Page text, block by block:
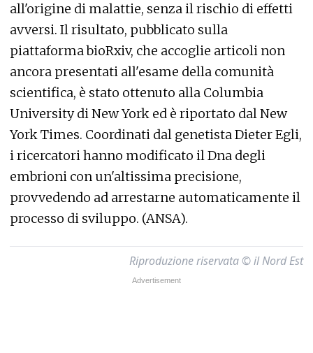
all'origine di malattie, senza il rischio di effetti
avversi. Il risultato, pubblicato sulla
piattaforma bioRxiv, che accoglie articoli non
ancora presentati all'esame della comunità
scientifica, è stato ottenuto alla Columbia
University di New York ed è riportato dal New
York Times. Coordinati dal genetista Dieter Egli,
i ricercatori hanno modificato il Dna degli
embrioni con un'altissima precisione,
provvedendo ad arrestarne automaticamente il
processo di sviluppo. (ANSA).
Riproduzione riservata © il Nord Est